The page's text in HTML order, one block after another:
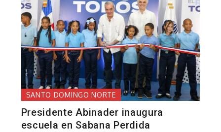
SANTO DOMINGO NORTE
Presidente Abinader inaugura
escuela en Sabana Perdida